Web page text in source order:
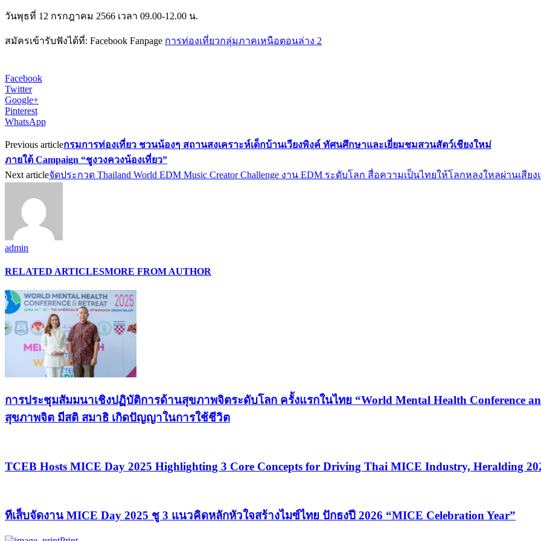
วันพุธที่ 12 กรกฎาคม 2566 เวลา 09.00-12.00 น.
สมัครเข้ารับฟังได้ที่: Facebook Fanpage การท่องเที่ยวกลุ่มภาคเหนือตอนล่าง 2
Facebook
Twitter
Google+
Pinterest
WhatsApp
Previous articleกรมการท่องเที่ยว ชวนน้องๆ สถานสงเคราะห์เด็กบ้านเวียงพิงค์ ทัศนศึกษาและเยี่ยมชมสวนสัตว์เชียงใหม่
ภายใต้ Campaign “ชูงวงควงน้องเที่ยว”
Next articleจัดประกวด Thailand World EDM Music Creator Challenge งาน EDM ระดับโลก สื่อความเป็นไทยให้โลกหลงใหลผ่านเสียง
admin
RELATED ARTICLESMORE FROM AUTHOR
การประชุมสัมมนาเชิงปฏิบัติการด้านสุขภาพจิตระดับโลก ครั้งแรกในไทย “World Mental Health Conference
สุขภาพจิต มีสติ สมาธิ เกิดปัญญาในการใช้ชีวิต
TCEB Hosts MICE Day 2025 Highlighting 3 Core Concepts for Driving Thai MICE Industry, Heralding
ทีเส็บจัดงาน MICE Day 2025 ชู 3 แนวคิดหลักหัวใจสร้างไมซ์ไทย ปักธงปี 2026 “MICE Celebration Year”